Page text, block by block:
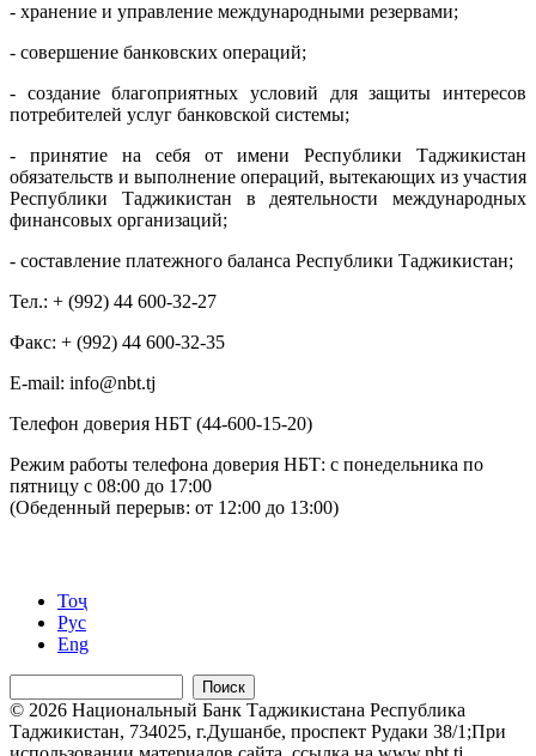
- хранение и управление международными резервами;
- совершение банковских операций;
- создание благоприятных условий для защиты интересов
потребителей услуг банковской системы;
- принятие на себя от имени Республики Таджикистан
обязательств и выполнение операций, вытекающих из участия
Республики Таджикистан в деятельности международных
финансовых организаций;
- составление платежного баланса Республики Таджикистан;
Тел.: + (992) 44 600-32-27
Факс: + (992) 44 600-32-35
Е-mail: info@nbt.tj
Телефон доверия НБТ (44-600-15-20)
Режим работы телефона доверия НБТ: с понедельника по
пятницу с 08:00 до 17:00
(Обеденный перерыв: от 12:00 до 13:00)
Тоҷ
Рус
Eng
Поиск
© 2026 Национальный Банк Таджикистана Республика
Таджикистан, 734025, г.Душанбе, проспект Рудаки 38/1;При